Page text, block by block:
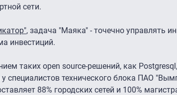
сети.
, задача "Маяка" - точечно управлять
инвестиций.
таких open source-решений, как
специалистов технического блока ПАО
88% городских сетей и 100%